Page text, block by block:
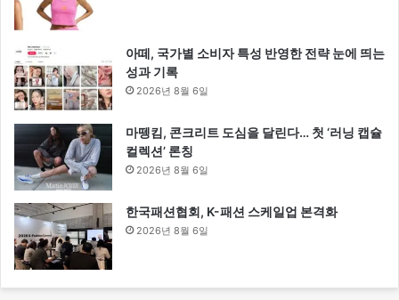
아떼, 국가별 소비자 특성 반영한 전략 눈에 띄는
성과 기록
2026년 8월 6일
마뗑킴, 콘크리트 도심을 달린다… 첫 ‘러닝 캡슐
컬렉션’ 론칭
2026년 8월 6일
한국패션협회, K-패션 스케일업 본격화
2026년 8월 6일